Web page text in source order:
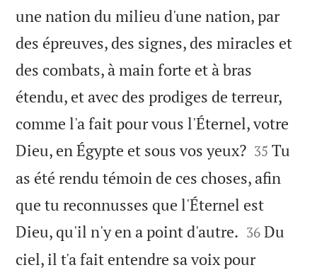
une nation du milieu d'une nation, par
des épreuves, des signes, des miracles et
des combats, à main forte et à bras
étendu, et avec des prodiges de terreur,
comme l'a fait pour vous l'Éternel, votre
Dieu, en Égypte et sous vos yeux?
35 Tu
as été rendu témoin de ces choses, afin
que tu reconnusses que l'Éternel est
Dieu, qu'il n'y en a point d'autre. 

36 Du
ciel, il t'a fait entendre sa voix pour